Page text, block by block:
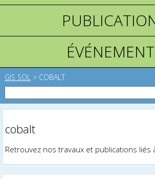
GIS SOL > COBALT
cobalt
Retrouvez nos travaux et publications liés